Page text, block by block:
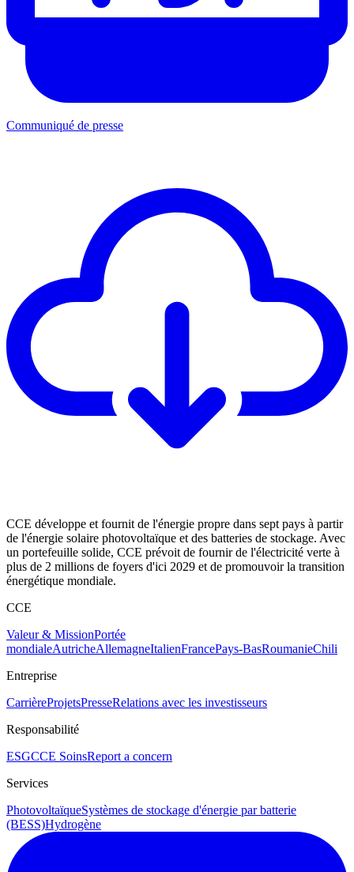
Communiqué de presse
CCE développe et fournit de l'énergie propre dans sept pays à partir
de l'énergie solaire photovoltaïque et des batteries de stockage. Avec
un portefeuille solide, CCE prévoit de fournir de l'électricité verte à
plus de 2 millions de foyers d'ici 2029 et de promouvoir la transition
énergétique mondiale.
CCE
Valeur & MissionPortée
mondialeAutricheAllemagneItalienFrancePays-BasRoumanieChili
Entreprise
CarrièreProjetsPresseRelations avec les investisseurs
Responsabilité
ESGCCE SoinsReport a concern
Services
PhotovoltaïqueSystèmes de stockage d'énergie par batterie
(BESS)Hydrogène